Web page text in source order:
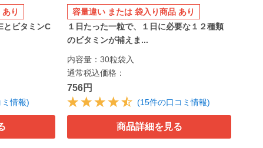
り
とビタミンC
情報)
容量違い または 袋入り商品 あり
１日たった一粒で、１日に必要な１２種類
のビタミンが補えま...
内容量：30粒袋入
通常税込価格：
756円
(15件の口コミ情報)
商品詳細を見る